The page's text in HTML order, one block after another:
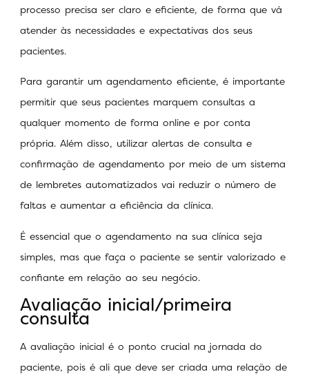
processo precisa ser claro e eficiente, de forma que vá
atender às necessidades e expectativas dos seus
pacientes.
Para garantir um agendamento eficiente, é importante
permitir que seus pacientes marquem consultas a
qualquer momento de forma online e por conta
própria. Além disso, utilizar alertas de consulta e
confirmação de agendamento por meio de um sistema
de lembretes automatizados vai reduzir o número de
faltas e aumentar a eficiência da clínica.
É essencial que o agendamento na sua clínica seja
simples, mas que faça o paciente se sentir valorizado e
confiante em relação ao seu negócio.
Avaliação inicial/primeira
consulta
A avaliação inicial é o ponto crucial na jornada do
paciente, pois é ali que deve ser criada uma relação de